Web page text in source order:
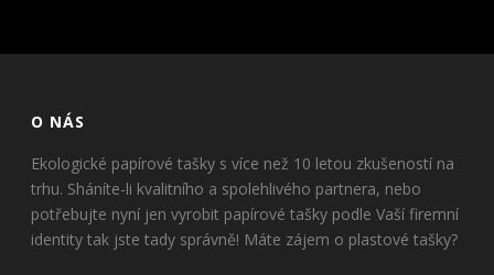
O NÁS
Ekologické papírové tašky s více než 10 letou zkušeností na
trhu. Sháníte-li kvalitního a spolehlivého partnera, nebo
potřebujte nyní jen vyrobit papírové tašky podle Vaší firemní
identity tak jste tady správně! Máte zájem o plastové tašky?